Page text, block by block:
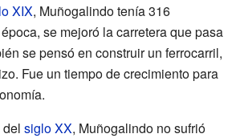
XIX, Muñogalindo tenía 316
se mejoró la carretera que pasa
se pensó en construir un ferrocarril,
Fue un tiempo de crecimiento para
siglo XX, Muñogalindo no sufrió